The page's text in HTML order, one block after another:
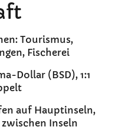
Tourismus,
Fischerei
Dollar (BSD), 1:1
auf Hauptinseln,
Inseln